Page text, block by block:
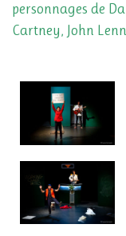
personnages de
Cartney, John